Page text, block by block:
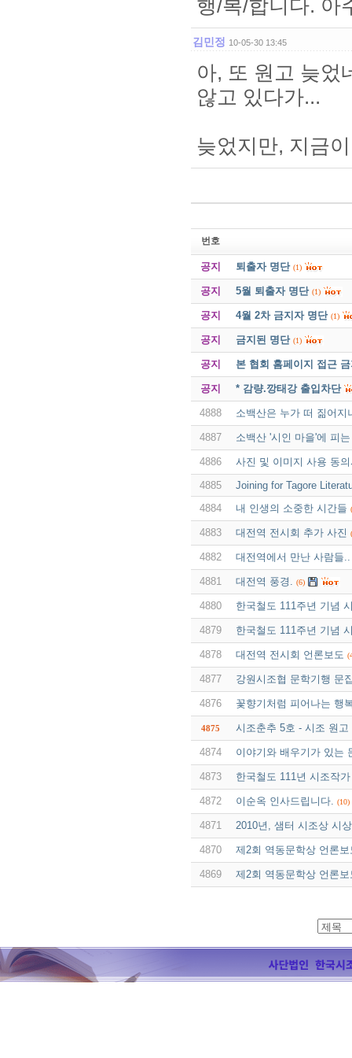
행/복/합니다. 아
김민정 10-05-30 13:45
아, 또 원고 늦었
않고 있다가...
늦었지만, 지금
번호
공지 퇴출자 명단 (1)
공지 5월 퇴출자 명단 (1)
공지 4월 2차 금지자 명단 (1)
공지 금지된 명단 (1)
공지 본 협회 홈페이지 접근
공지 * 감량.깡태강 출입차단
4888 소백산은 누가 떠 짊어지
4887 소백산 '시인 마을'에 피
4886
사진 및 이미지 사용 동
4885
Joining for Tagore
4884
내 인생의 소중한 시간들
4883 대전역 전시회 추가 사진
4882 대전역에서 만난 사람들..
4881 대전역 풍경. (6)
4880 한국철도 111주년 기념
4879 한국철도 111주년 기념
4878 대전역 전시회 언론보도
4877 강원시조협 문학기행 문
4876 꽃향기처럼 피어나는 행
4875 시조춘추 5호 - 시조 원고
4874 이야기와 배우기가 있는
4873 한국철도 111년 시조작
4872 이순옥 인사드립니다. (10)
4871 2010년, 샘터 시조상 시
4870 제2회 역동문학상 언론
4869 제2회 역동문학상 언론